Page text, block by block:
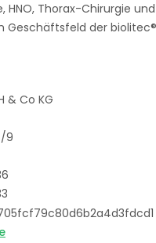
HNO, Thorax-Chirurgie
Geschäftsfeld der
& Co KG
9